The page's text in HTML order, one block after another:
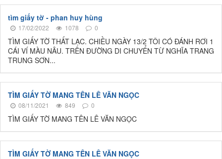
tìm giấy tờ - phan huy hùng
17/02/2022 1078 0
TÌM GIẤY TỜ THẤT LẠC. CHIỀU NGÀY 13/2 TÔI CÓ ĐÁNH RƠI 1
CÁI VÍ MÀU NÂU. TRÊN ĐƯỜNG DI CHUYỂN TỪ NGHĨA TRANG
TRUNG SƠN...
TÌM GIẤY TỜ MANG TÊN LÊ VĂN NGỌC
08/11/2021 849 0
TÌM GIẤY TỜ MANG TÊN LÊ VĂN NGỌC
TÌM GIẤY TỜ MANG TÊN LÊ VĂN NGỌC